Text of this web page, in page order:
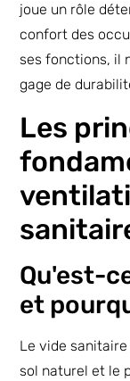
joue un rôle
confort des
ses fonctions, il
gage de
Les
Qu'est-
et
Le vide
sol naturel et le